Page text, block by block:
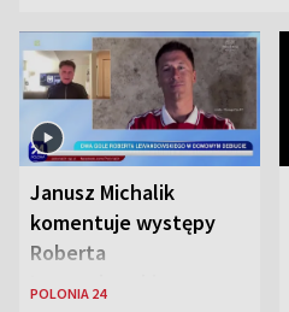
Janusz Michalik
komentuje występy
Roberta
Lewandowskiego w
POLONIA 24